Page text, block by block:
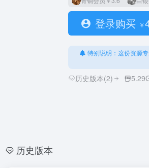
登录购买 ￥
特别说明：这份资源
历史版本(2)
历史版本